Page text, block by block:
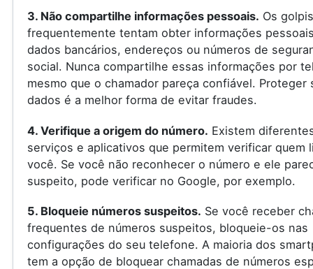
3. Não compartilhe informações pessoais. Os
frequentemente tentam obter informações
dados bancários, endereços ou números de
social. Nunca compartilhe essas informações por
mesmo que o chamador pareça confiável. Proteger
dados é a melhor forma de evitar fraudes.
4. Verifique a origem do número. Existem
serviços e aplicativos que permitem verificar quem
você. Se você não reconhecer o número e ele
suspeito, pode verificar no Google, por exemplo.
5. Bloqueie números suspeitos. Se você receber
frequentes de números suspeitos, bloqueie-os nas
configurações do seu telefone. A maioria dos
tem a opção de bloquear chamadas de números